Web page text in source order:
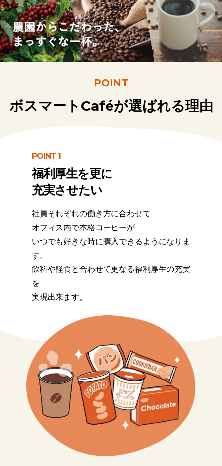
POINT
ボスマートCaféが選ばれる理由
POINT 1
福利厚生を更に
充実させたい
社員それぞれの働き方に合わせて
オフィス内で本格コーヒーが
いつでも好きな時に購入できるようになりま
す。
飲料や軽食と合わせて更なる福利厚生の充実
を
実現出来ます。